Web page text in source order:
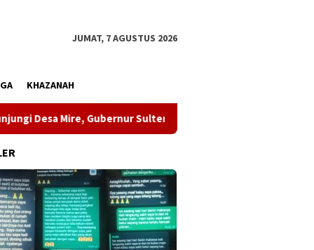
JUMAT, 7 AGUSTUS 2026
KHAZANAH
Gubernur Sulteng Pastikan Pembangunan Menjangkau